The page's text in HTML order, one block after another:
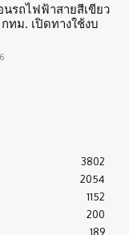
นรถไฟฟ้าสายสีเขียว
ทม. เปิดทางใช้งบ
3802
2054
1152
200
189